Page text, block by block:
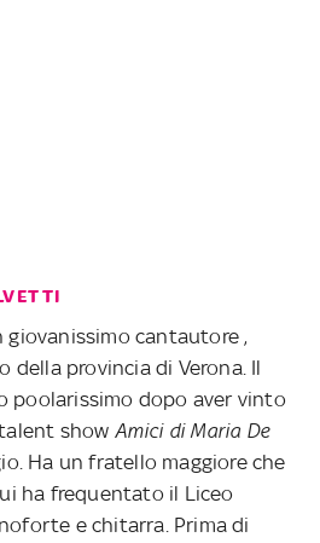
giovanissimo cantautore ,
della provincia di Verona. Il
poolarissimo dopo aver vinto
show Amici di Maria De
Ha unfratello maggiore che
ha frequentato il Liceo
e chitarra. Prima di